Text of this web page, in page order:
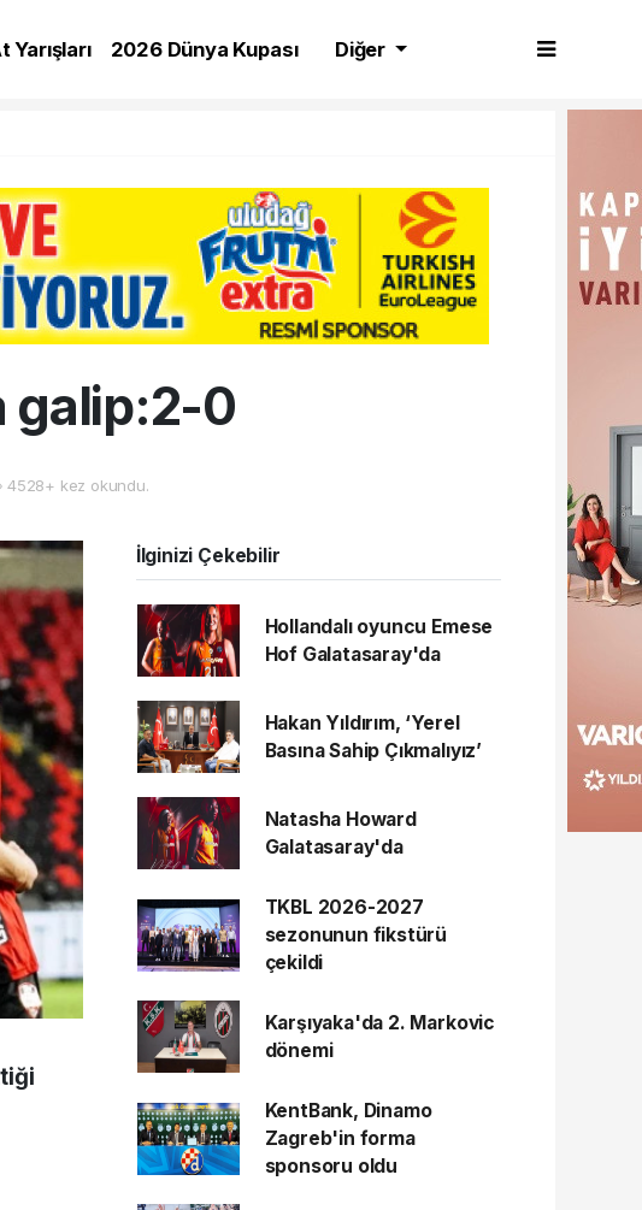
Yarışları
2026 Dünya Kupası
Diğer
galip:2-0
4528+ kez okundu.
İlginizi Çekebilir
Hollandalı oyuncu Emese
Hof Galatasaray'da
Hakan Yıldırım, ‘Yerel
Basına Sahip Çıkmalıyız’
Natasha Howard
Galatasaray'da
TKBL 2026-2027
sezonunun fikstürü
çekildi
Karşıyaka'da 2. Markovic
dönemi
KentBank, Dinamo
Zagreb'in forma
sponsoru oldu